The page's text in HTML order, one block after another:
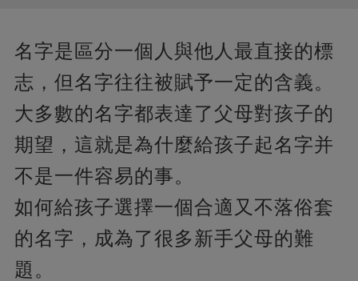
名字是區分一個人與他人最直接的標
志，但名字往往被賦予一定的含義。
大多數的名字都表達了父母對孩子的
期望，這就是為什麼給孩子起名字并
不是一件容易的事。
如何給孩子選擇一個合適又不落俗套
的名字，成為了很多新手父母的難
題。